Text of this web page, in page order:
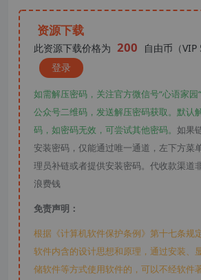
资源下载
此资源下载价格为 200
自由币（
登录
如需解压密码，关注官方微信号“心语家
公众号二维码，发送解压密码获取。默认
码，如密码无效，可尝试其他密码。 如果
安装密码，仅能通过唯一通道，左下方菜
理员补链或者提供安装密码。代收款渠道
浪费钱
免责声明：
根据《计算机软件保护条例》第十七条规
软件内含的设计思想和原理，通过安装、
储软件等方式使用软件的，可以不经软件